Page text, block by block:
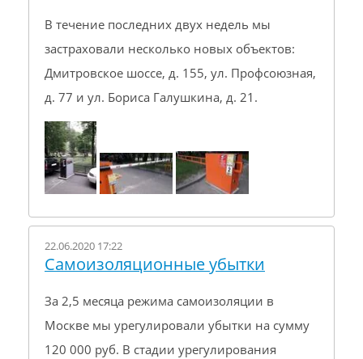
В течение последних двух недель мы
застраховали несколько новых объектов:
Дмитровское шоссе, д. 155, ул. Профсоюзная,
д. 77 и ул. Бориса Галушкина, д. 21.
22.06.2020 17:22
Самоизоляционные убытки
За 2,5 месяца режима самоизоляции в
Москве мы урегулировали убытки на сумму
120 000 руб. В стадии урегулирования